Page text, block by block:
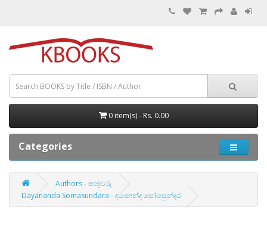
0 item(s) - Rs. 0.00
Categories
Authors - කතුවරු
Dayananda Somasundara - දයානන්ද සෝමසුන්දර